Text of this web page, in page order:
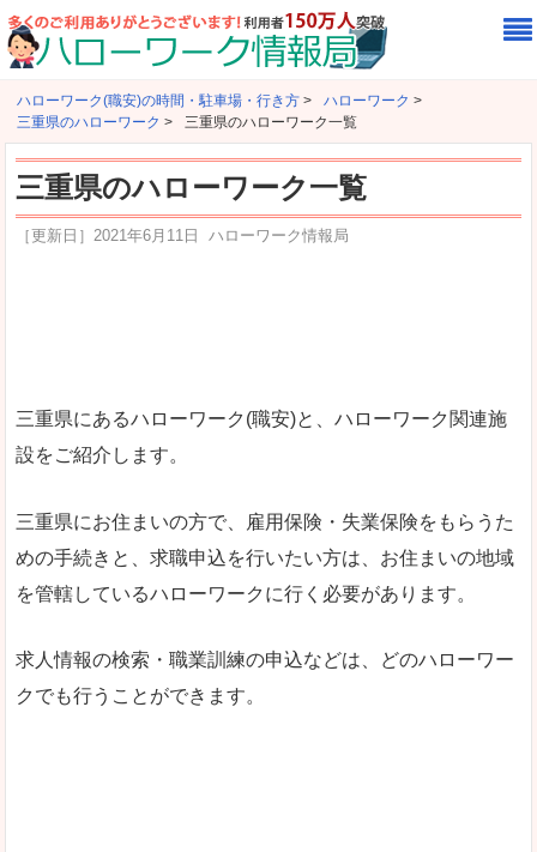
ハローワーク(職安)の時間・駐車場・行き方 > ハローワーク >
三重県のハローワーク > 三重県のハローワーク一覧
三重県のハローワーク一覧
［更新日］ 2021年6月11日 ハローワーク情報局
三重県にあるハローワーク(職安)と、ハローワーク関連施
設をご紹介します。
三重県にお住まいの方で、雇用保険・失業保険をもらうた
めの手続きと、求職申込を行いたい方は、お住まいの地域
を管轄しているハローワークに行く必要があります。
求人情報の検索・職業訓練の申込などは、どのハローワー
クでも行うことができます。